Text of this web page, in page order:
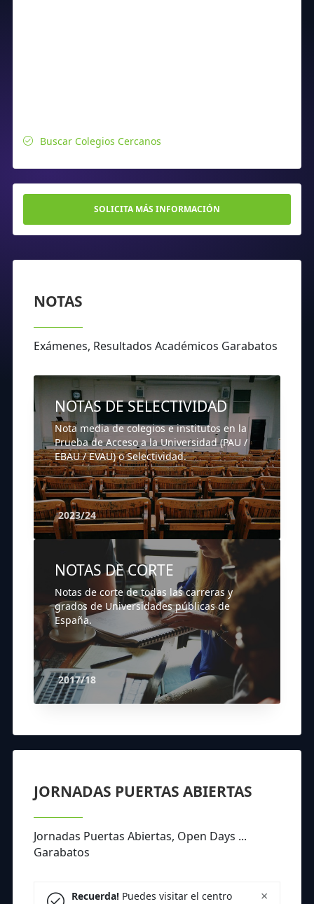
Buscar Colegios Cercanos
SOLICITA MÁS INFORMACIÓN
NOTAS
Exámenes, Resultados Académicos Garabatos
NOTAS DE SELECTIVIDAD
Nota media de colegios e institutos en la
Prueba de Acceso a la Universidad (PAU /
EBAU / EVAU) o Selectividad.
2023/24
NOTAS DE CORTE
Notas de corte de todas las carreras y
grados de Universidades públicas de
España.
2017/18
JORNADAS PUERTAS ABIERTAS
Jornadas Puertas Abiertas, Open Days ...
Garabatos
×
Recuerda!Puedes visitar el centro